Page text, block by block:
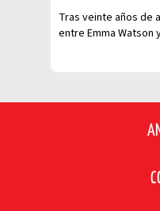
Tras veinte años de
entre Emma Watson